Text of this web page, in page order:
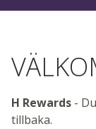
H Rewards -
tillbaka.